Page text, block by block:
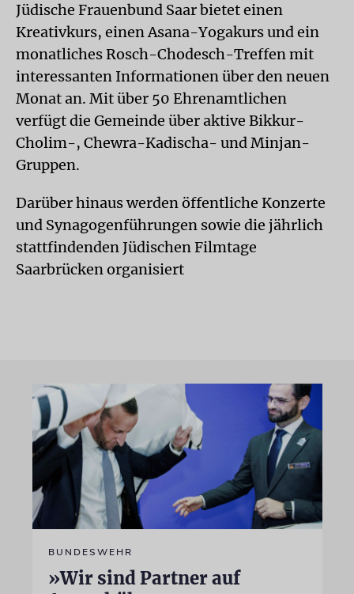
Jüdische Frauenbund Saar bietet einen
Kreativkurs, einen Asana-Yogakurs und ein
monatliches Rosch-Chodesch-Treffen mit
interessanten Informationen über den neuen
Monat an. Mit über 50 Ehrenamtlichen
verfügt die Gemeinde über aktive Bikkur-
Cholim-, Chewra-Kadischa- und Minjan-
Gruppen.
Darüber hinaus werden öffentliche Konzerte
und Synagogenführungen sowie die jährlich
stattfindenden Jüdischen Filmtage
Saarbrücken organisiert
BUNDESWEHR
»Wir sind Partner auf